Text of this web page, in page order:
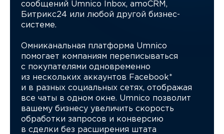
сообщений Umnico Inbox, amoCRM,
Битрикс24 или любой другой бизнес-
системе.
Омниканальная платформа Umnico
помогает компаниям переписываться
с покупателями одновременно
из нескольких аккаунтов Facebook*
и в разных социальных сетях, отображая
все чаты в одном окне. Umnico позволит
вашему бизнесу увеличить скорость
обработки запросов и конверсию
в сделки без расширения штата